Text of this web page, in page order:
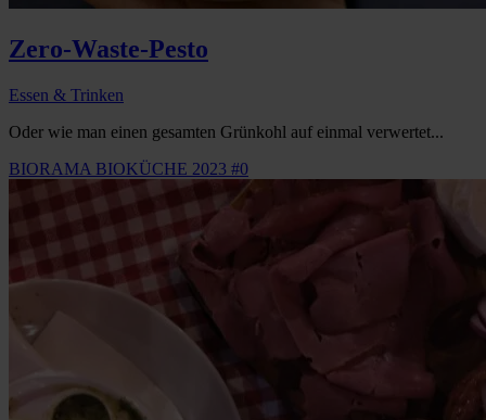
Zero-Waste-Pesto
Essen & Trinken
Oder wie man einen gesamten Grünkohl auf einmal verwertet...
BIORAMA BIOKÜCHE 2023 #0